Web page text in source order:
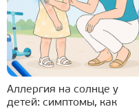
Аллергия на солнце у
детей: симптомы, как